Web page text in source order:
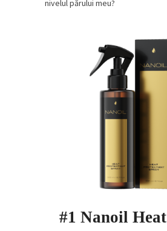
nivelul părului meu?
#1 Nanoil Heat